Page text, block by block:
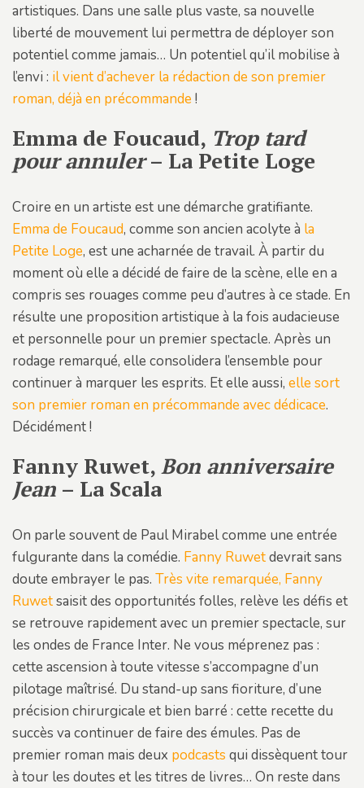
artistiques. Dans une salle plus vaste, sa nouvelle
liberté de mouvement lui permettra de déployer son
potentiel comme jamais… Un potentiel qu’il mobilise à
l’envi : il vient d’achever la rédaction de son premier
roman, déjà en précommande!
Emma de Foucaud, Trop tard
pour annuler– La Petite Loge
Croire en un artiste est une démarche gratifiante.
Emma de Foucaud, comme son ancien acolyte à la
Petite Loge, est une acharnée de travail. À partir du
moment où elle a décidé de faire de la scène, elle en a
compris ses rouages comme peu d’autres à ce stade. En
résulte une proposition artistique à la fois audacieuse
et personnelle pour un premier spectacle. Après un
rodage remarqué, elle consolidera l’ensemble pour
continuer à marquer les esprits. Et elle aussi, elle sort
son premier roman en précommande avec dédicace.
Décidément !
Fanny Ruwet, Bon anniversaire
Jean – La Scala
On parle souvent de Paul Mirabel comme une entrée
fulgurante dans la comédie. Fanny Ruwetdevrait sans
doute embrayer le pas. Très vite remarquée, Fanny
Ruwetsaisit des opportunités folles, relève les défis et
se retrouve rapidement avec un premier spectacle, sur
les ondes de France Inter. Ne vous méprenez pas :
cette ascension à toute vitesse s’accompagne d’un
pilotage maîtrisé. Du stand-up sans fioriture, d’une
précision chirurgicale et bien barré : cette recette du
succès va continuer de faire des émules. Pas de
premier roman mais deux podcasts qui dissèquent tour
à tour les doutes et les titres de livres… On reste dans